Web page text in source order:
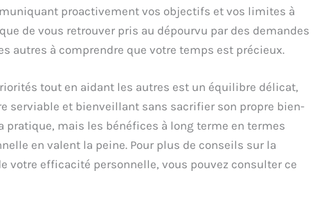
proactivement vos objectifs et vos limites à
de vous retrouver pris au dépourvu par des demandes
autres à comprendre que votre temps est précieux.
tout en aidant les autres est un équilibre délicat,
serviable et bienveillant sans sacrifier son propre bien-
pratique, mais les bénéfices à long terme en termes
en valent la peine. Pour plus de conseils sur la
votre efficacité personnelle, vous pouvez consulter ce